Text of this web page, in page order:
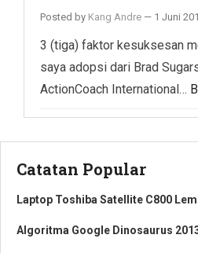
Posted by Kang Andre — 1 Juni
3 (tiga) faktor kesuksesan
saya adopsi dari Brad
ActionCoach International…
Catatan Popular
Laptop Toshiba Satellite C800
Algoritma Google Dinosaurus